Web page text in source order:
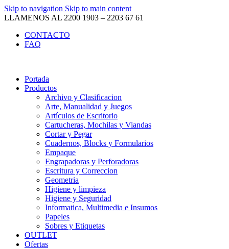
Skip to navigation Skip to main content
LLAMENOS AL 2200 1903 – 2203 67 61
CONTACTO
FAQ
Portada
Productos
Archivo y Clasificacion
Arte, Manualidad y Juegos
Artículos de Escritorio
Cartucheras, Mochilas y Viandas
Cortar y Pegar
Cuadernos, Blocks y Formularios
Empaque
Engrapadoras y Perforadoras
Escritura y Correccion
Geometria
Higiene y limpieza
Higiene y Seguridad
Informatica, Multimedia e Insumos
Papeles
Sobres y Etiquetas
OUTLET
Ofertas